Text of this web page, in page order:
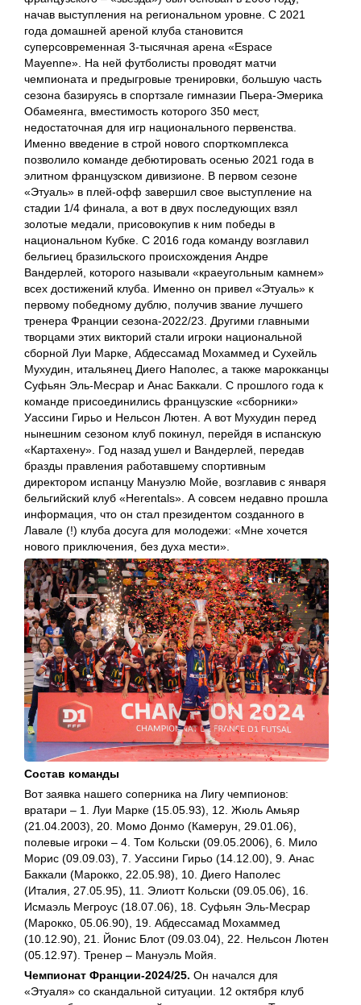
начав выступления на региональном уровне. С 2021
года домашней ареной клуба становится
суперсовременная 3-тысячная арена «Espace
Mayenne». На ней футболисты проводят матчи
чемпионата и предыгровые тренировки, большую часть
сезона базируясь в спортзале гимназии Пьера-Эмерика
Обамеянга, вместимость которого 350 мест,
недостаточная для игр национального первенства.
Именно введение в строй нового спорткомплекса
позволило команде дебютировать осенью 2021 года в
элитном французском дивизионе. В первом сезоне
«Этуаль» в плей-офф завершил свое выступление на
стадии 1/4 финала, а вот в двух последующих взял
золотые медали, присовокупив к ним победы в
национальном Кубке. С 2016 года команду возглавил
бельгиец бразильского происхождения Андре
Вандерлей, которого называли «краеугольным камнем»
всех достижений клуба. Именно он привел «Этуаль» к
первому победному дублю, получив звание лучшего
тренера Франции сезона-2022/23. Другими главными
творцами этих викторий стали игроки национальной
сборной Луи Марке, Абдессамад Мохаммед и Сухейль
Мухудин, итальянец Диего Наполес, а также марокканцы
Суфьян Эль-Месрар и Анас Баккали. С прошлого года к
команде присоединились французские «сборники»
Уассини Гирьо и Нельсон Лютен. А вот Мухудин перед
нынешним сезоном клуб покинул, перейдя в испанскую
«Картахену». Год назад ушел и Вандерлей, передав
бразды правления работавшему спортивным
директором испанцу Мануэлю Мойе, возглавив с января
бельгийский клуб «Herentals». А совсем недавно прошла
информация, что он стал президентом созданного в
Лавале (!) клуба досуга для молодежи: «Мне хочется
нового приключения, без духа мести».
Состав команды
Вот заявка нашего соперника на Лигу чемпионов:
вратари – 1. Луи Марке (15.05.93), 12. Жюль Амьяр
(21.04.2003), 20. Момо Донмо (Камерун, 29.01.06),
полевые игроки – 4. Том Кольски (09.05.2006), 6. Мило
Морис (09.09.03), 7. Уассини Гирьо (14.12.00), 9. Анас
Баккали (Марокко, 22.05.98), 10. Диего Наполес
(Италия, 27.05.95), 11. Элиотт Кольски (09.05.06), 16.
Исмаэль Мегроус (18.07.06), 18. Суфьян Эль-Месрар
(Марокко, 05.06.90), 19. Абдессамад Мохаммед
(10.12.90), 21. Йонис Блот (09.03.04), 22. Нельсон Лютен
(05.12.97). Тренер – Мануэль Мойя.
Чемпионат Франции-2024/25. Он начался для
«Этуаля» со скандальной ситуации. 12 октября клуб